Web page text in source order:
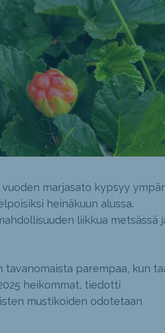
marjasato kypsyy
heinäkuun alussa.
liikkua metsässä
tavanomaista parempaa, kun
heikommat, tiedotti
mustikoiden odotetaan